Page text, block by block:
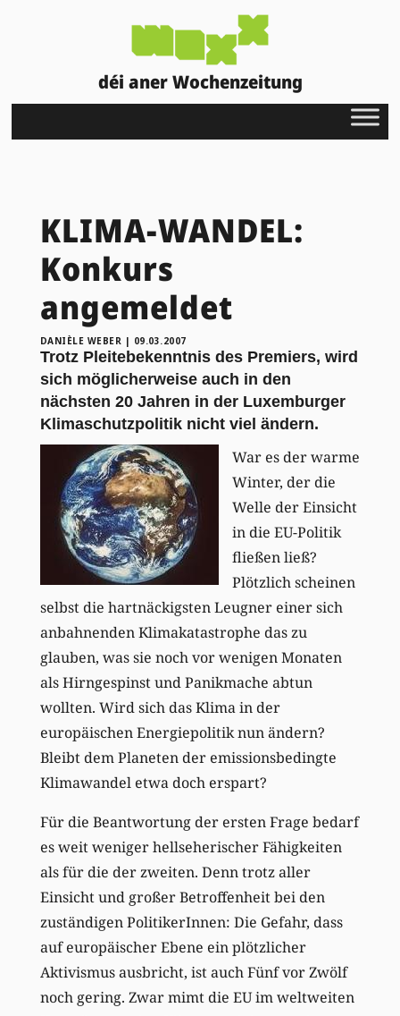
déi aner Wochenzeitung
KLIMA-WANDEL:
Konkurs
angemeldet
DANIÈLE WEBER | 09.03.2007
Trotz Pleitebekenntnis des Premiers, wird
sich möglicherweise auch in den
nächsten 20 Jahren in der Luxemburger
Klimaschutzpolitik nicht viel ändern.
War es der warme
Winter, der die
Welle der Einsicht
in die EU-Politik
fließen ließ?
Plötzlich scheinen
selbst die hartnäckigsten Leugner einer sich
anbahnenden Klimakatastrophe das zu
glauben, was sie noch vor wenigen Monaten
als Hirngespinst und Panikmache abtun
wollten. Wird sich das Klima in der
europäischen Energiepolitik nun ändern?
Bleibt dem Planeten der emissionsbedingte
Klimawandel etwa doch erspart?
Für die Beantwortung der ersten Frage bedarf
es weit weniger hellseherischer Fähigkeiten
als für die der zweiten. Denn trotz aller
Einsicht und großer Betroffenheit bei den
zuständigen PolitikerInnen: Die Gefahr, dass
auf europäischer Ebene ein plötzlicher
Aktivismus ausbricht, ist auch Fünf vor Zwölf
noch gering. Zwar mimt die EU im weltweiten